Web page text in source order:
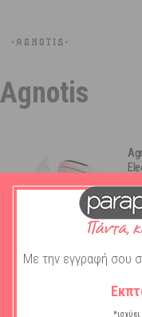
Agnotis
Με την εγγραφή σου